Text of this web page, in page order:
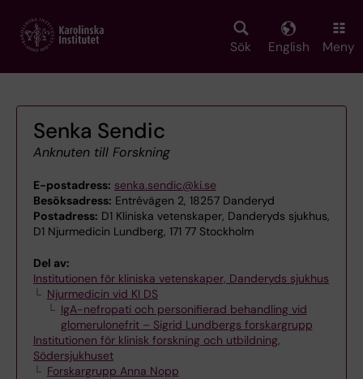
main
Sök English Meny
Senka Sendic
Anknuten till Forskning
E-postadress: senka.sendic@ki.se
Besöksadress: Entrévägen 2, 18257 Danderyd
Postadress: D1 Kliniska vetenskaper, Danderyds sjukhus,
D1 Njurmedicin Lundberg, 171 77 Stockholm
Del av:
Institutionen för kliniska vetenskaper, Danderyds sjukhus
Njurmedicin vid KI DS
IgA-nefropati och personifierad behandling vid
glomerulonefrit – Sigrid Lundbergs forskargrupp
Institutionen för klinisk forskning och utbildning,
Södersjukhuset
Forskargrupp Anna Nopp